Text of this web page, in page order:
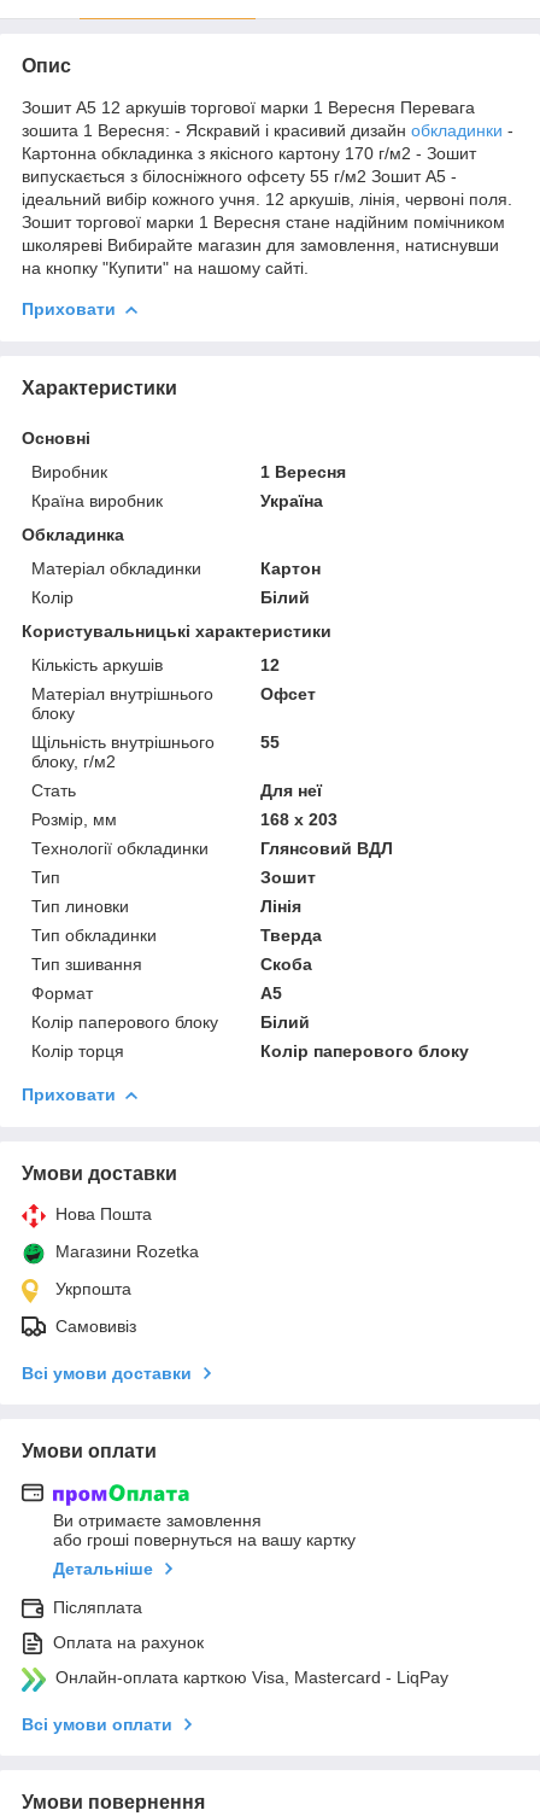
Опис
Зошит А5 12 аркушів торгової марки 1 Вересня Перевага
зошита 1 Вересня: - Яскравий і красивий дизайн обкладинки -
Картонна обкладинка з якісного картону 170 г/м2 - Зошит
випускається з білосніжного офсету 55 г/м2 Зошит А5 -
ідеальний вибір кожного учня. 12 аркушів, лінія, червоні поля.
Зошит торгової марки 1 Вересня стане надійним помічником
школяреві Вибирайте магазин для замовлення, натиснувши
на кнопку "Купити" на нашому сайті.
Приховати
Характеристики
Основні
Виробник
1 Вересня
Країна виробник
Україна
Обкладинка
Матеріал обкладинки
Картон
Колір
Білий
Користувальницькі характеристики
Кількість аркушів
12
Матеріал внутрішнього
блоку
Офсет
Щільність внутрішнього
блоку, г/м2
55
Стать
Для неї
Розмір, мм
168 х 203
Технології обкладинки
Глянсовий ВДЛ
Тип
Зошит
Тип линовки
Лінія
Тип обкладинки
Тверда
Тип зшивання
Скоба
Формат
А5
Колір паперового блоку
Білий
Колір торця
Колір паперового блоку
Приховати
Умови доставки
Нова Пошта
Магазини Rozetka
Укрпошта
Самовивіз
Всі умови доставки
Умови оплати
Ви отримаєте замовлення
або гроші повернуться на вашу картку
Детальніше
Післяплата
Оплата на рахунок
Онлайн-оплата карткою Visa, Mastercard - LiqPay
Всі умови оплати
Умови повернення